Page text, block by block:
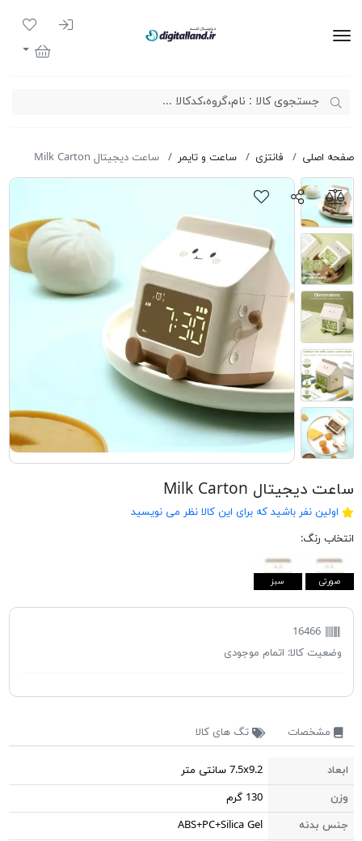
ورود به
لیست
سبد خرید
صفحه اصلی فانتزی ساعت و تایمر ساعت دیجیتال Milk Carton
ساعت دیجیتال Milk Carton
اولین نفر باشید که برای این کالا نظر می نویسید
انتخاب رنگ:
صورتی سبز
16466
وضعیت کالا: اتمام موجودی
مشخصات تگ های کالا
ابعاد
7.5x9.2 سانتی متر
وزن
130 گرم
جنس بدنه
ABS+PC+Silica Gel